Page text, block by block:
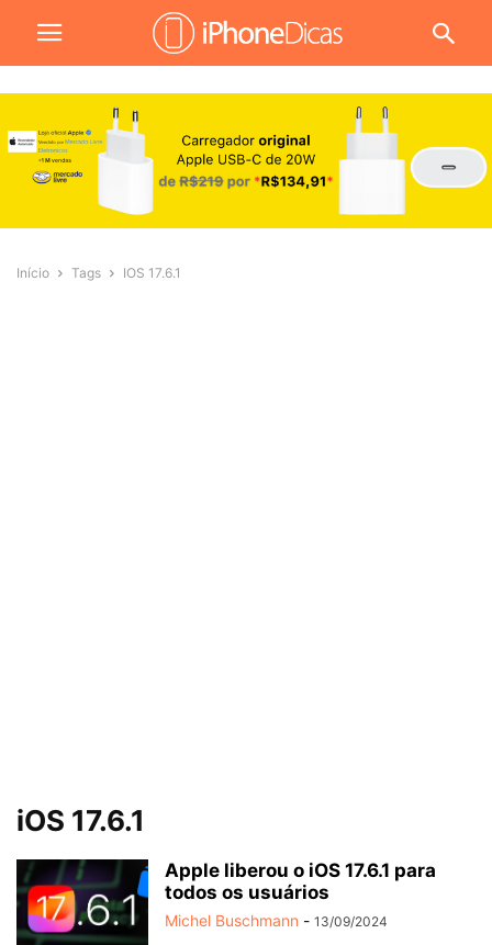
Início Tags IOS 17.6.1
iOS 17.6.1
Apple liberou o iOS 17.6.1 para
todos os usuários
Michel Buschmann - 13/09/2024